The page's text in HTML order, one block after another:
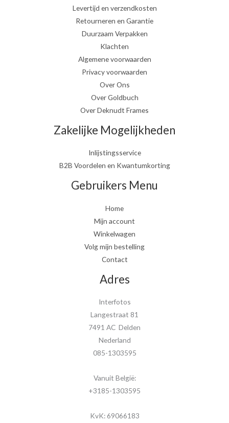
Levertijd en verzendkosten
Retourneren en Garantie
Duurzaam Verpakken
Klachten
Algemene voorwaarden
Privacy voorwaarden
Over Ons
Over Goldbuch
Over Deknudt Frames
Zakelijke Mogelijkheden
Inlijstingsservice
B2B Voordelen en Kwantumkorting
Gebruikers Menu
Home
Mijn account
Winkelwagen
Volg mijn bestelling
Contact
Adres
Interfotos
Langestraat 81
7491 AC Delden
Nederland
085-1303595
Vanuit België:
+3185-1303595
KvK: 69066183